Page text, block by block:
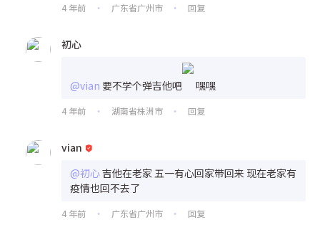
4 年前 • 广东省广州市 • 回复
初心
@vian 要不学个弹吉他吧 嘿嘿
4 年前 • 湖南省株洲市 • 回复
vian
@初心吉他在老家 五一有心回家带回来 现在老家有
疫情也回不去了
4 年前 • 广东省广州市 • 回复